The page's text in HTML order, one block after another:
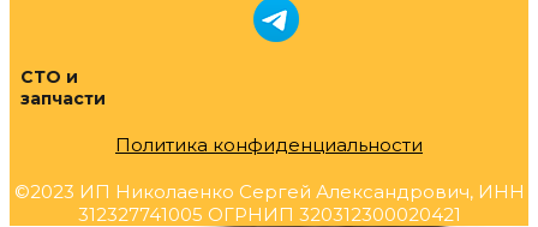
СТО и
запчасти
Политика конфиденциальности
©2023 ИП Николаенко Сергей Александрович, ИНН
312327741005 ОГРНИП 320312300020421